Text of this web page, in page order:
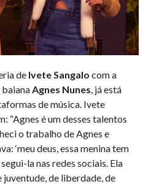
de Ivete Sangalo com a
baiana Agnes Nunes , já está
de música. Ivete
“Agnes é um desses talentos
o trabalho de Agnes e
‘meu deus, essa menina tem
segui-la nas redes sociais. Ela
de liberdade, de